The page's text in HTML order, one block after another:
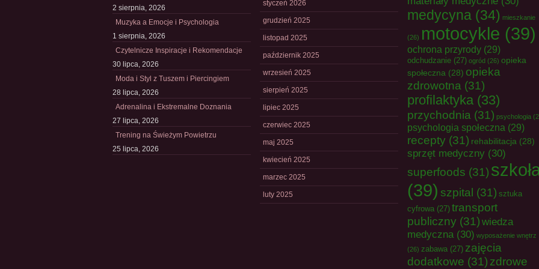
2 sierpnia, 2026
Muzyka a Emocje i Psychologia
1 sierpnia, 2026
Czytelnicze Inspiracje i Rekomendacje
30 lipca, 2026
Moda i Styl z Tuszem i Piercingiem
28 lipca, 2026
Adrenalina i Ekstremalne Doznania
27 lipca, 2026
Trening na Świeżym Powietrzu
25 lipca, 2026
styczeń 2026
grudzień 2025
listopad 2025
październik 2025
wrzesień 2025
sierpień 2025
lipiec 2025
czerwiec 2025
maj 2025
kwiecień 2025
marzec 2025
luty 2025
medycyna (34) mieszkanie
(26) motocykle (39)
ochrona przyrody (29)
odchudzanie (27) ogród (26) opieka
społeczna (28) opieka
zdrowotna (31)
profilaktyka (33)
przychodnia (31) psychologia
psychologia społeczna (29)
recepty (31) rehabilitacja (28)
sprzęt medyczny (30)
superfoods (31)
(39) szpital (31) sztuka
cyfrowa (27) transport
publiczny (31) wiedza
medyczna(30) wyposażenie wnętrz
(26) zabawa (27) zajęcia
dodatkowe (31) zdrowe